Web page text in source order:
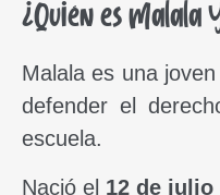
¿Quién es Malala
Malala es una
defender el
escuela.
Nació el 12 de julio